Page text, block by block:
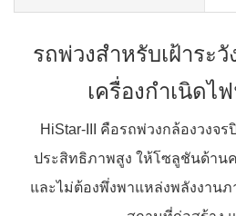
รถพ่วงสำหรับเฝ้าระ
เครื่องกำเนิดไ
HiStar-III คือรถพ่วงกล้องวงจ
ประสิทธิภาพสูง ให้โซลูชันด้าน
และไม่ต้องพึ่งพาแหล่งพลังงาน